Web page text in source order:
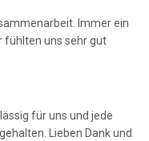
Immer ein
fühlten uns sehr gut
für uns und jede
Lieben Dank und